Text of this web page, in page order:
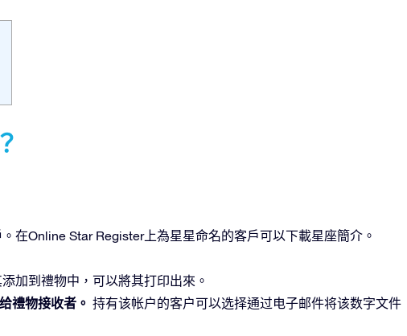
。在Online Star Register上為星星命名的客戶可以下載星座簡介。
加到禮物中，可以將其打印出來。
禮物接收者。 持有该帐户的客户可以选择通过电子邮件将该数字文件